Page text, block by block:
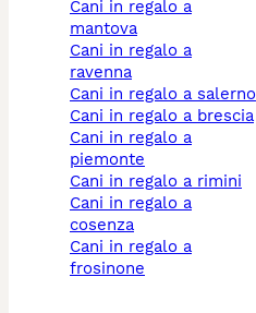
cani in regalo a
mantova
cani in regalo a
ravenna
cani in regalo a salerno
cani in regalo a brescia
cani in regalo a
piemonte
cani in regalo a rimini
cani in regalo a
cosenza
cani in regalo a
frosinone